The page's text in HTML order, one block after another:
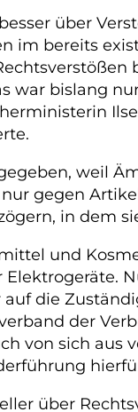
über
im bereits
war bislang
weil
gegen
in dem
und
die
der
von sich aus
über